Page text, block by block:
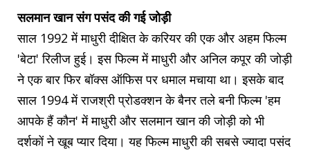
सलमान खान संग पसंद की गई जोड़ी
साल 1992 में माधुरी दीक्षित के करियर की एक और अहम फिल्म
'बेटा' रिलीज हुई। इस फिल्म में माधुरी और अनिल कपूर की जोड़ी
ने एक बार फिर बॉक्स ऑफिस पर धमाल मचाया था। इसके बाद
साल 1994 में राजश्री प्रोडक्शन के बैनर तले बनी फिल्म 'हम
आपके हैं कौन' में माधुरी और सलमान खान की जोड़ी को भी
दर्शकों ने खूब प्यार दिया। यह फिल्म माधुरी की सबसे ज्यादा पसंद